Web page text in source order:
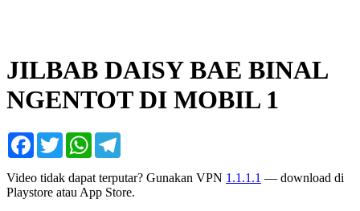
JILBAB DAISY BAE BINAL
NGENTOT DI MOBIL 1
Facebook
TwitterWhatsApp
Video tidak dapat terputar? Gunakan VPN 1.1.1.1 — download di
Playstore atau App Store.